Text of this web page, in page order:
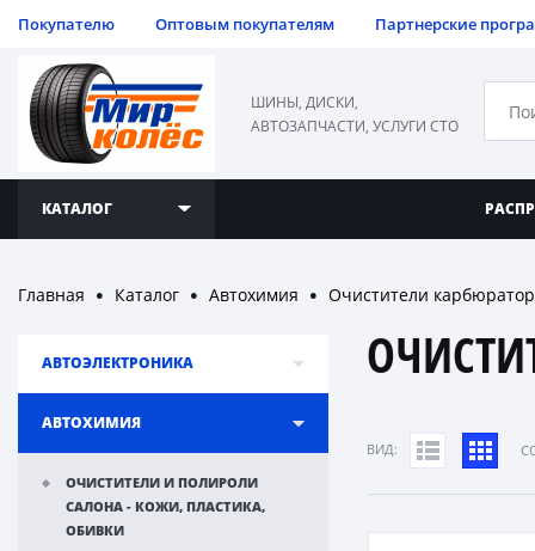
Покупателю Оптовым покупателям Партнерские
ШИНЫ, ДИСКИ,
АВТОЗАПЧАСТИ, УСЛУГИ СТО
КАТАЛОГ
Главная ● Каталог ● Автохимия ● Очистители
АВТОЭЛЕКТРОНИКА
АВТОХИМИЯ
ОЧИСТИТЕЛИ И ПОЛИРОЛИ
САЛОНА - КОЖИ, ПЛАСТИКА,
ОБИВКИ
ВИД: